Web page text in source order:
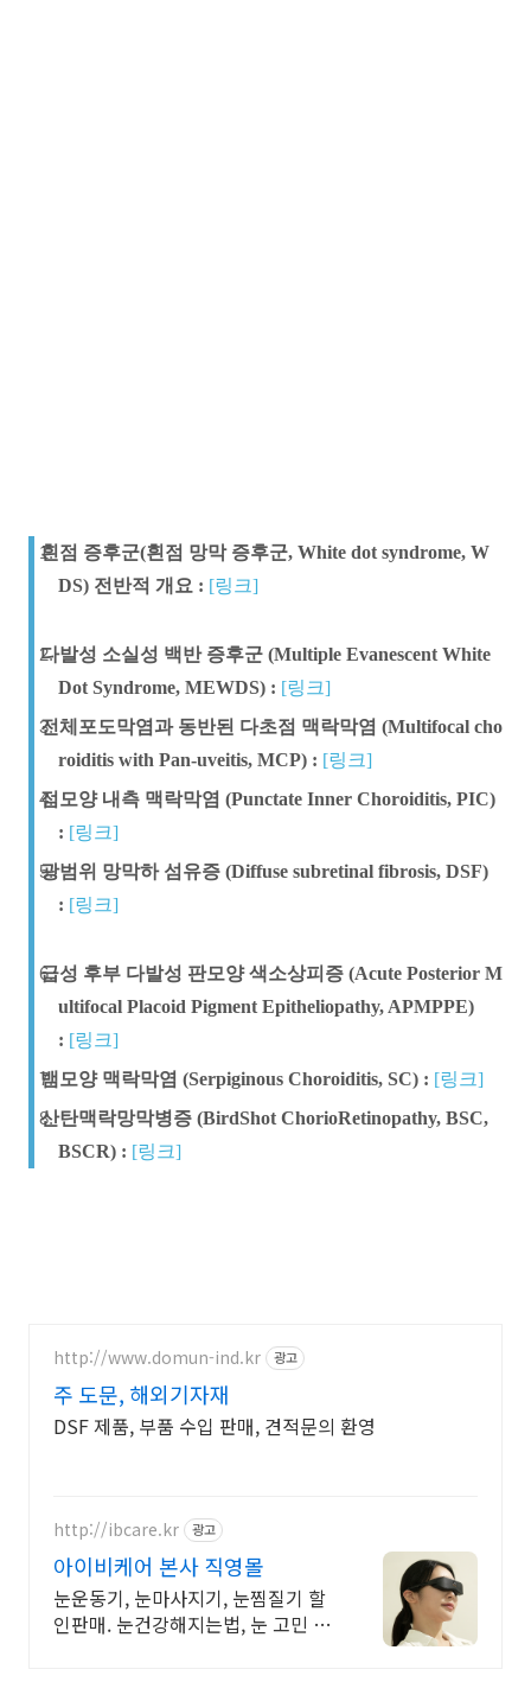
흰점 증후군(흰점 망막 증후군, White dot syndrome, W
DS) 전반적 개요 : [링크]
다발성 소실성 백반 증후군 (Multiple Evanescent White
Dot Syndrome, MEWDS) : [링크]
전체포도막염과 동반된 다초점 맥락막염 (Multifocal cho
roiditis with Pan-uveitis, MCP) : [링크]
점모양 내측 맥락막염 (Punctate Inner Choroiditis, PIC)
: [링크]
광범위 망막하 섬유증 (Diffuse subretinal fibrosis, DSF)
: [링크]
급성 후부 다발성 판모양 색소상피증 (Acute Posterior M
ultifocal Placoid Pigment Epitheliopathy, APMPPE)
: [링크]
뱀모양 맥락막염 (Serpiginous Choroiditis, SC) : [링크]
산탄맥락망막병증 (BirdShot ChorioRetinopathy, BSC,
BSCR) : [링크]
http://www.domun-ind.kr 광고
주 도문, 해외기자재
DSF 제품, 부품 수입 판매, 견적문의 환영
http://ibcare.kr 광고
아이비케어 본사 직영몰
눈운동기, 눈마사지기, 눈찜질기 할
인판매. 눈건강해지는법, 눈 고민 상